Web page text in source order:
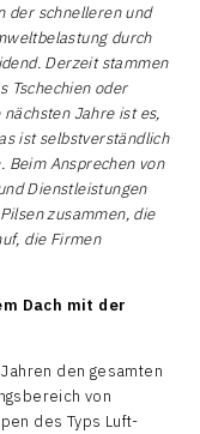
der schnelleren und
durch
Derzeit stammen
Tschechien oder
Jahre ist es,
ist selbstverständlich
Beim Ansprechen von
Dienstleistungen
zusammen, die
die Firmen
Dach mit der
den gesamten
von
des Typs Luft-